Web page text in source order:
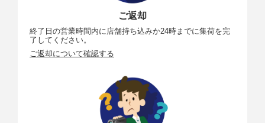
ご返却
終了日の営業時間内に店舗持ち込みか24時までに集荷を完
了してください。
ご返却について確認する